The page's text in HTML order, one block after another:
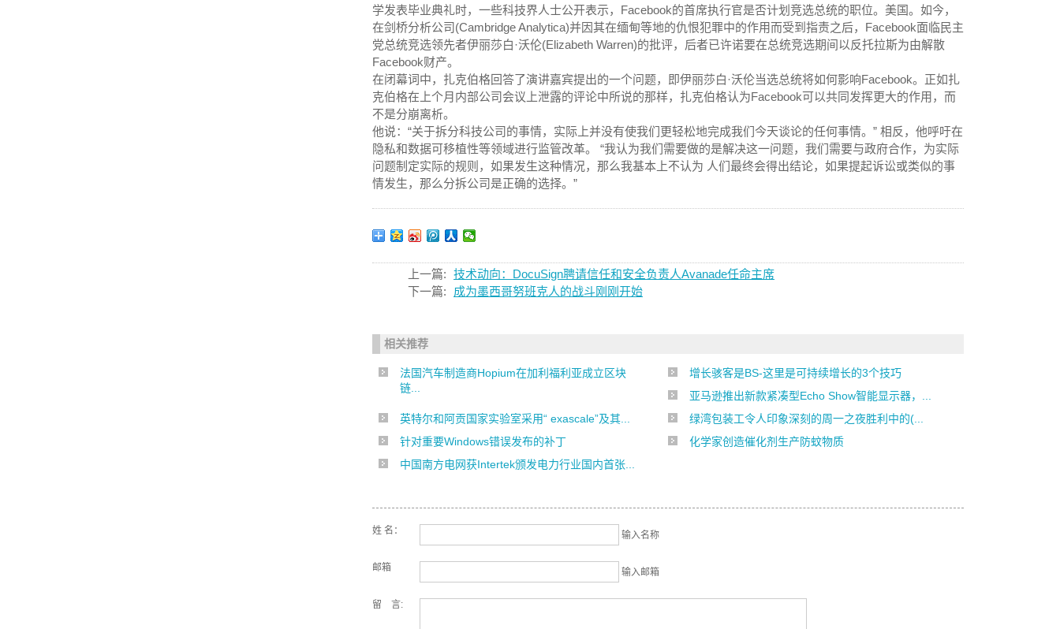
学发表毕业典礼时，一些科技界人士公开表示，Facebook的首席执行官是否计划竞选总统的职位。美国。如今，
在剑桥分析公司(Cambridge Analytica)并因其在缅甸等地的仇恨犯罪中的作用而受到指责之后，Facebook面临民主
党总统竞选领先者伊丽莎白·沃伦(Elizabeth Warren)的批评，后者已许诺要在总统竞选期间以反托拉斯为由解散
Facebook财产。
在闭幕词中，扎克伯格回答了演讲嘉宾提出的一个问题，即伊丽莎白·沃伦当选总统将如何影响Facebook。正如扎
克伯格在上个月内部公司会议上泄露的评论中所说的那样，扎克伯格认为Facebook可以共同发挥更大的作用，而
不是分崩离析。
他说：“关于拆分科技公司的事情，实际上并没有使我们更轻松地完成我们今天谈论的任何事情。” 相反，他呼吁在
隐私和数据可移植性等领域进行监管改革。 “我认为我们需要做的是解决这一问题，我们需要与政府合作，为实际
问题制定实际的规则，如果发生这种情况，那么我基本上不认为 人们最终会得出结论，如果提起诉讼或类似的事
情发生，那么分拆公司是正确的选择。”
上一篇: 技术动向：DocuSign聘请信任和安全负责人Avanade任命主席
下一篇:
成为墨西哥努班克人的战斗刚刚开始
相关推荐
法国汽车制造商Hopium在加利福利亚成立区块
链...
增长骇客是BS-这里是可持续增长的3个技巧
亚马逊推出新款紧凑型Echo Show智能显示器，...
英特尔和阿贡国家实验室采用“ exascale”及其...
绿湾包装工令人印象深刻的周一之夜胜利中的(...
针对重要Windows错误发布的补丁
化学家创造催化剂生产防蚊物质
中国南方电网获Intertek颁发电力行业国内首张...
姓 名： 输入名称
邮箱 输入邮箱
留 言: